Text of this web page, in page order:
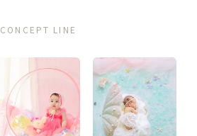
CONCEPT LINE